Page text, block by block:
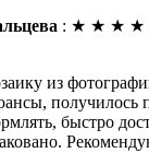
: ★ ★ ★ ★
из
получилось
быстро